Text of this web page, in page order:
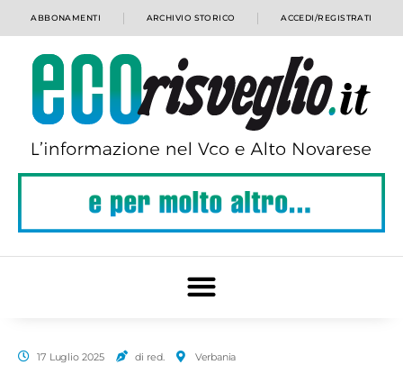
ABBONAMENTI ARCHIVIO STORICO ACCEDI/REGISTRATI
17 Luglio 2025 di red. Verbania